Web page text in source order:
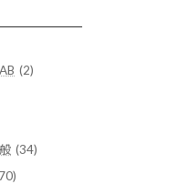
(2)
(34)